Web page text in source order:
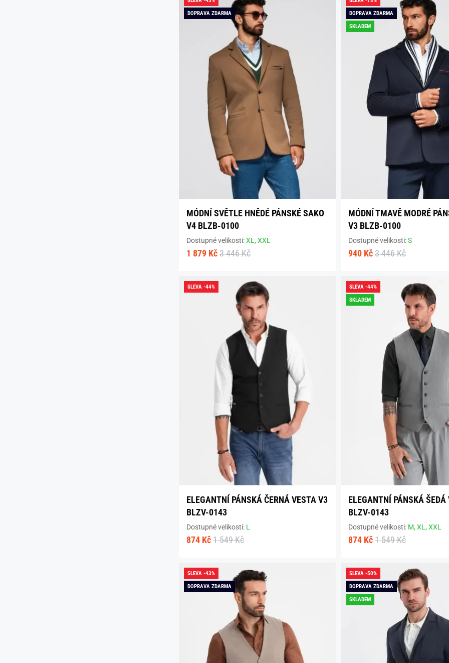
DOPRAVA ZDARMA
MÓDNÍ SVĚTLE HNĚDÉ PÁNSKÉ SAKO
V4 BLZB-0100
Dostupné velikosti:XL,XXL
1 879 Kč 3 446 Kč
DOPRAVA ZDARMA
SKLADEM
MÓDNÍ TMAVĚ MODRÉ
V3 BLZB-0100
Dostupné velikosti:S
940 Kč 3 446 Kč
SLEVA -44%
ELEGANTNÍ PÁNSKÁ ČERNÁ VESTA V3
BLZV-0143
Dostupné velikosti: L
874 Kč 1 549 Kč
SLEVA -44%
SKLADEM
ELEGANTNÍ PÁNSKÁ ŠEDÁ
BLZV-0143
Dostupné velikosti: M,XL,XXL
874 Kč 1 549 Kč
SLEVA -43%
DOPRAVA ZDARMA
SLEVA -50%
DOPRAVA ZDARMA
SKLADEM